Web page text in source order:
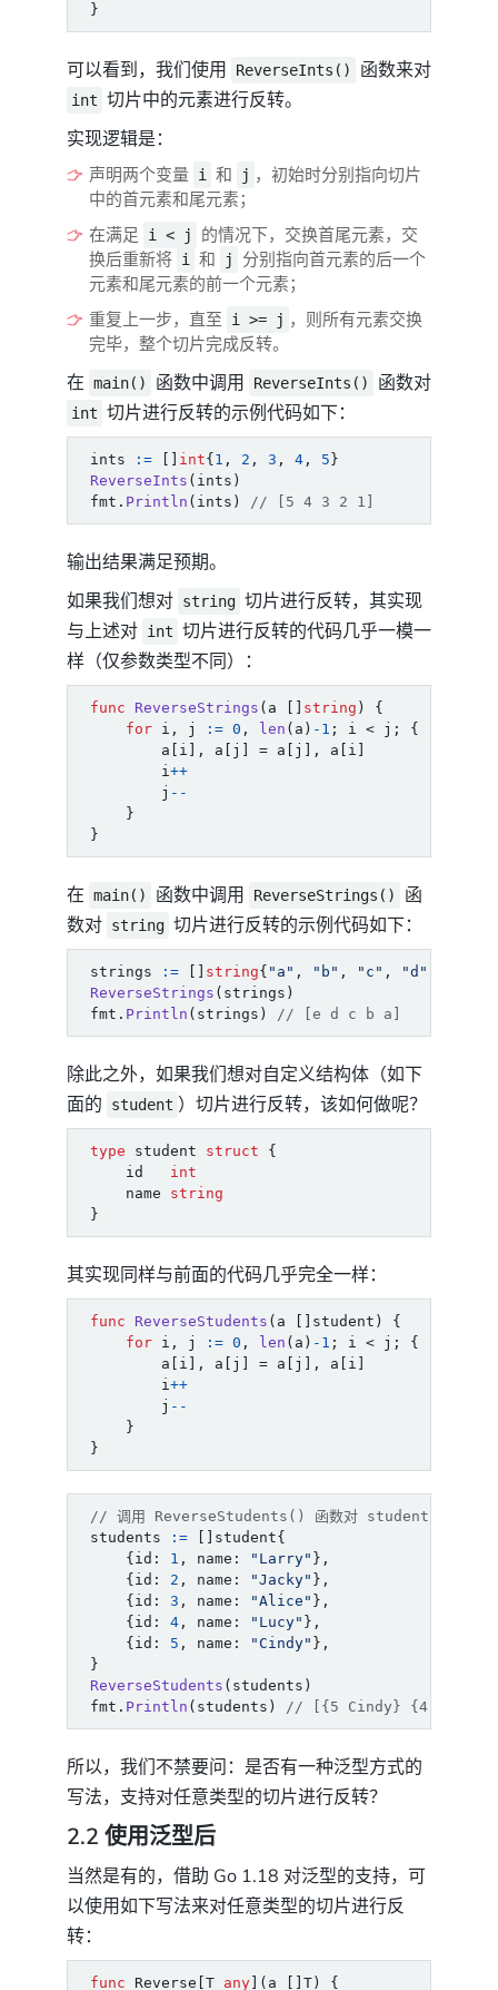
}
可以看到，我们使用 ReverseInts() 函数来对
int 切片中的元素进行反转。
实现逻辑是：
声明两个变量 i 和 j ，初始时分别指向切片
中的首元素和尾元素；
在满足
i < j
的情况下，交换首尾元素，交
换后重新将 i 和 j
分别指向首元素的后一个
元素和尾元素的前一个元素；
重复上一步，直至
i >= j ，则所有元素交换
完毕，整个切片完成反转。
在 main() 函数中调用 ReverseInts() 函数对
int 切片进行反转的示例代码如下：
ints := int{ 1 , 2 , 3 , 4 , 5 }
ReverseInts ( ints )
fmt . Println ( ints ) // [5 4 3 2 1]
输出结果满足预期。
如果我们想对 string 切片进行反转，其实现
与上述对 int 切片进行反转的代码几乎一模一
样（仅参数类型不同）：
func ReverseStrings ( a string )
{
for i , j := 0 , len ( a ) - 1 ; i < j ;
{
a
i ], a j = a j ], a i
i++
j --
}
}
在 main() 函数中调用 ReverseStrings()
函
数对 string 切片进行反转的示例代码如下：
strings := string{ "a" , "b" , "c" , "d"
ReverseStrings ( strings )
fmt . Println ( strings ) // [e d c b a]
除此之外，如果我们想对自定义结构体（如下
面的
student ）切片进行反转，该如何做呢？
type student struct
{
id
int
name
string
}
其实现同样与前面的代码几乎完全一样：
func ReverseStudents ( a student )
{
for i , j := 0 , len ( a ) - 1 ; i < j ;
{
a
i ], a j = a j ], a i
i++
j --
}
}
// 调用 ReverseStudents() 函数对 student 切片进行
students
:= student{
{ id : 1 , name : "Larry" },
{ id : 2 , name : "Jacky" },
{ id : 3 , name : "Alice" },
{ id : 4 , name : "Lucy" },
{ id : 5 , name : "Cindy" },
}
ReverseStudents ( students )
fmt . Println ( students ) // [{5 Cindy} {4 Lucy}
所以，我们不禁要问：是否有一种泛型方式的
写法，支持对任意类型的切片进行反转？
2.2 使用泛型后
当然是有的，借助 Go 1.18 对泛型的支持，可
以使用如下写法来对任意类型的切片进行反
转：
func Reverse T any ]( a T ) {